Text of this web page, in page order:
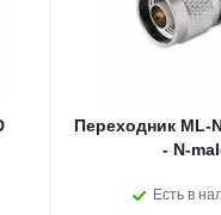
Переходник ML-
- N-
Есть в